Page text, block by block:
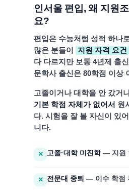
인서울 편입, 왜 지원
요?
편입은 수능처럼 성적 하나
많은 분들이
지원 자격 요건
다 다르지만 보통 4년제 출
문학사 출신은 80학점 이상
고졸이거나 대학을 안 갔거
기본 학점 자체가 없어서 원
다. 시험을 잘 볼 자신이 있
니다.
✕ 고졸·대학 미진학— 지원
✕ 전문대 중퇴 — 이수 학점